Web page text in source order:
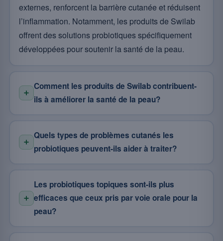
externes, renforcent la barrière cutanée et réduisent
l’inflammation. Notamment, les produits de Swilab
offrent des solutions probiotiques spécifiquement
développées pour soutenir la santé de la peau.
Comment les produits de Swilab contribuent-
ils à améliorer la santé de la peau?
Quels types de problèmes cutanés les
probiotiques peuvent-ils aider à traiter?
Les probiotiques topiques sont-ils plus
efficaces que ceux pris par voie orale pour la
peau?